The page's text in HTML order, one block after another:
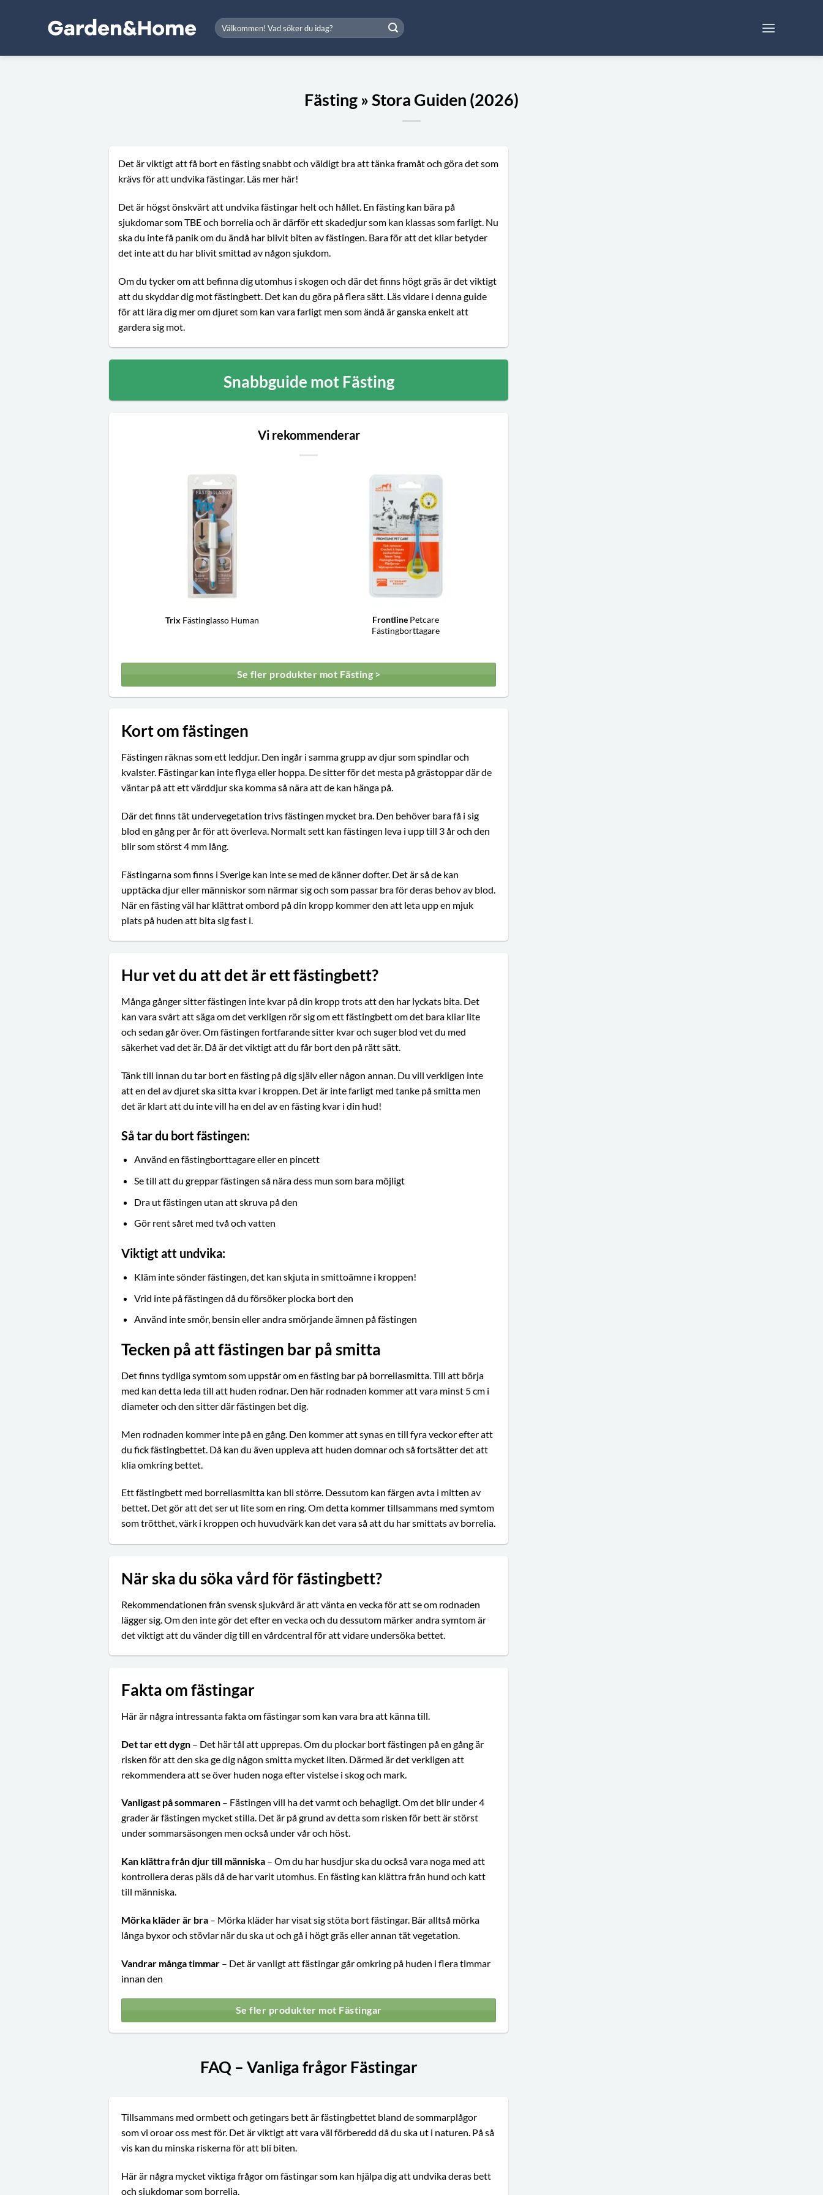
Sök
efter:
Fästing » Stora Guiden (2026)
Det är viktigt att få bort en fästing snabbt och väldigt bra att tänka framåt och göra det som
krävs för att undvika fästingar. Läs mer här!
Det är högst önskvärt att undvika fästingar helt och hållet. En fästing kan bära på
sjukdomar som TBE och borrelia och är därför ett skadedjur som kan klassas som farligt. Nu
ska du inte få panik om du ändå har blivit biten av fästingen. Bara för att det kliar betyder
det inte att du har blivit smittad av någon sjukdom.
Om du tycker om att befinna dig utomhus i skogen och där det finns högt gräs är det viktigt
att du skyddar dig mot fästingbett. Det kan du göra på flera sätt. Läs vidare i denna guide
för att lära dig mer om djuret som kan vara farligt men som ändå är ganska enkelt att
gardera sig mot.
Snabbguide mot Fästing
Vi rekommenderar
TrixFästinglasso Human FrontlinePetcare
Fästingborttagare
Se fler produkter mot Fästing >
Kort om fästingen
Fästingen räknas som ett leddjur. Den ingår i samma grupp av djur som spindlar och
kvalster. Fästingar kan inte flyga eller hoppa. De sitter för det mesta på grästoppar där de
väntar på att ett värddjur ska komma så nära att de kan hänga på.
Där det finns tät undervegetation trivs fästingen mycket bra. Den behöver bara få i sig
blod en gång per år för att överleva. Normalt sett kan fästingen leva i upp till 3 år och den
blir som störst 4 mm lång.
Fästingarna som finns i Sverige kan inte se med de känner dofter. Det är så de kan
upptäcka djur eller människor som närmar sig och som passar bra för deras behov av blod.
När en fästing väl har klättrat ombord på din kropp kommer den att leta upp en mjuk
plats på huden att bita sig fast i.
Hur vet du att det är ett fästingbett?
Många gånger sitter fästingen inte kvar på din kropp trots att den har lyckats bita. Det
kan vara svårt att säga om det verkligen rör sig om ett fästingbett om det bara kliar lite
och sedan går över. Om fästingen fortfarande sitter kvar och suger blod vet du med
säkerhet vad det är. Då är det viktigt att du får bort den på rätt sätt.
Tänk till innan du tar bort en fästing på dig själv eller någon annan. Du vill verkligen inte
att en del av djuret ska sitta kvar i kroppen. Det är inte farligt med tanke på smitta men
det är klart att du inte vill ha en del av en fästing kvar i din hud!
Så tar du bort fästingen:
Använd en fästingborttagare eller en pincett
Se till att du greppar fästingen så nära dess mun som bara möjligt
Dra ut fästingen utan att skruva på den
Gör rent såret med två och vatten
Viktigt att undvika:
Kläm inte sönder fästingen, det kan skjuta in smittoämne i kroppen!
Vrid inte på fästingen då du försöker plocka bort den
Använd inte smör, bensin eller andra smörjande ämnen på fästingen
Tecken på att fästingen bar på smitta
Det finns tydliga symtom som uppstår om en fästing bar på borreliasmitta. Till att börja
med kan detta leda till att huden rodnar. Den här rodnaden kommer att vara minst 5 cm i
diameter och den sitter där fästingen bet dig.
Men rodnaden kommer inte på en gång. Den kommer att synas en till fyra veckor efter att
du fick fästingbettet. Då kan du även uppleva att huden domnar och så fortsätter det att
klia omkring bettet.
Ett fästingbett med borreliasmitta kan bli större. Dessutom kan färgen avta i mitten av
bettet. Det gör att det ser ut lite som en ring. Om detta kommer tillsammans med symtom
som trötthet, värk i kroppen och huvudvärk kan det vara så att du har smittats av borrelia.
När ska du söka vård för fästingbett?
Rekommendationen från svensk sjukvård är att vänta en vecka för att se om rodnaden
lägger sig. Om den inte gör det efter en vecka och du dessutom märker andra symtom är
det viktigt att du vänder dig till en vårdcentral för att vidare undersöka bettet.
Fakta om fästingar
Här är några intressanta fakta om fästingar som kan vara bra att känna till.
Det tar ett dygn – Det här tål att upprepas. Om du plockar bort fästingen på en gång är
risken för att den ska ge dig någon smitta mycket liten. Därmed är det verkligen att
rekommendera att se över huden noga efter vistelse i skog och mark.
Vanligast på sommaren – Fästingen vill ha det varmt och behagligt. Om det blir under 4
grader är fästingen mycket stilla. Det är på grund av detta som risken för bett är störst
under sommarsäsongen men också under vår och höst.
Kan klättra från djur till människa – Om du har husdjur ska du också vara noga med att
kontrollera deras päls då de har varit utomhus. En fästing kan klättra från hund och katt
till människa.
Mörka kläder är bra – Mörka kläder har visat sig stöta bort fästingar. Bär alltså mörka
långa byxor och stövlar när du ska ut och gå i högt gräs eller annan tät vegetation.
Vandrar många timmar – Det är vanligt att fästingar går omkring på huden i flera timmar
innan den
Se fler produkter mot Fästingar
FAQ – Vanliga frågor Fästingar
Tillsammans med ormbett och getingars bett är fästingbettet bland de sommarplågor
som vi oroar oss mest för. Det är viktigt att vara väl förberedd då du ska ut i naturen. På så
vis kan du minska riskerna för att bli biten.
Här är några mycket viktiga frågor om fästingar som kan hjälpa dig att undvika deras bett
och sjukdomar som borrelia.